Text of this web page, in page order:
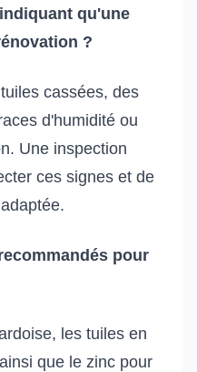
qu'une
?
cassées, des
d'humidité ou
Une inspection
ces signes et de
pour
les tuiles en
que le zinc pour